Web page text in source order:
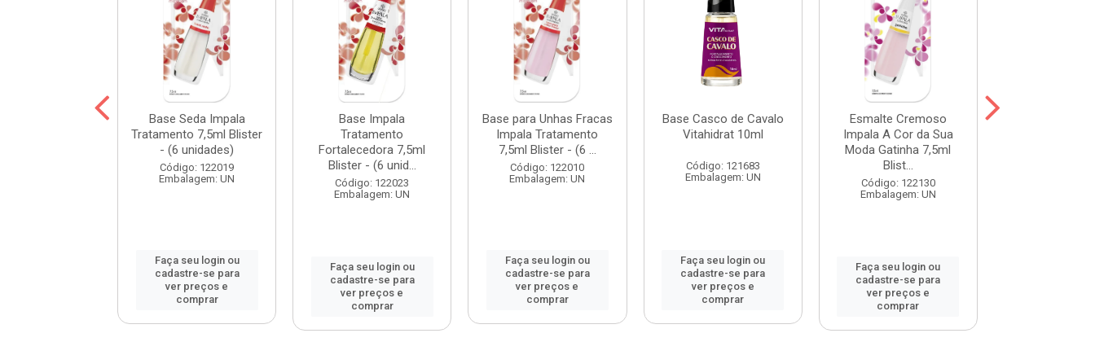
Base Seda Impala
Tratamento 7,5ml Blister
- (6 unidades)
Código: 122019
Embalagem: UN
Faça seu login ou
cadastre-se para
ver preços e
comprar
Base Impala
Tratamento
Fortalecedora 7,5ml
Blister - (6 unid...
Código: 122023
Embalagem: UN
Faça seu login ou
cadastre-se para
ver preços e
comprar
Base para Unhas Fracas
Impala Tratamento
7,5ml Blister - (6 ...
Código: 122010
Embalagem: UN
Faça seu login ou
cadastre-se para
ver preços e
comprar
Base Casco de Cavalo
Vitahidrat 10ml
Código: 121683
Embalagem: UN
Faça seu login ou
cadastre-se para
ver preços e
comprar
Esmalte Cremoso
Impala A Cor da Sua
Moda Gatinha 7,5ml
Blist...
Código: 122130
Embalagem: UN
Faça seu login ou
cadastre-se para
ver preços e
comprar